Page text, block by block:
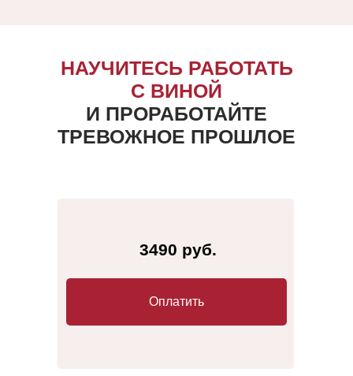
НАУЧИТЕСЬ РАБОТАТЬ
С ВИНОЙ
И ПРОРАБОТАЙТЕ
ТРЕВОЖНОЕ ПРОШЛОЕ
3490 руб.
Оплатить